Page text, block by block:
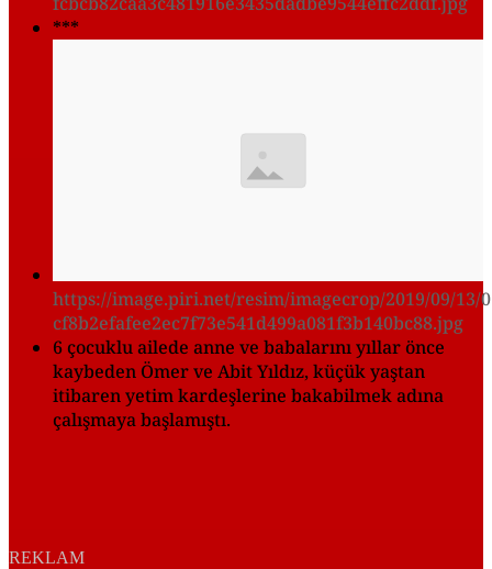
***
https://image.piri.net/resim/imagecrop/2019/09/13/
cf8b2efafee2ec7f73e541d499a081f3b140bc88.jpg
6 çocuklu ailede anne ve babalarını yıllar önce
kaybeden Ömer ve Abit Yıldız, küçük yaştan
itibaren yetim kardeşlerine bakabilmek adına
çalışmaya başlamıştı.
REKLAM